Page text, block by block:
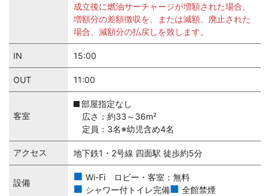
成立後に燃油サーチャージが増額された場合、
増額分の差額徴収を、または減額、廃止された
場合、減額分の払戻しを致します。
IN 15:00
OUT 11:00
客室
部屋指定なし
広さ：約33～36m²
定員：3名※幼児含め4名
アクセス 地下鉄1・2号線 四面駅 徒歩約5分
設備
Wi-Fi ロビー・客室：無料
シャワー付トイレ完備
全館禁煙